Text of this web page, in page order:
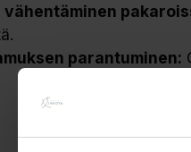
parantuminen: